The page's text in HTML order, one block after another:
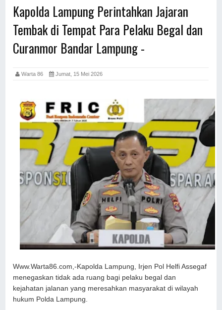
Kapolda Lampung Perintahkan Jajaran
Tembak di Tempat Para Pelaku Begal dan
Curanmor Bandar Lampung -
Warta 86 Jumat, 15 Mei 2026
Www.Warta86.com,-Kapolda Lampung, Irjen Pol Helfi Assegaf
menegaskan tidak ada ruang bagi pelaku begal dan
kejahatan jalanan yang meresahkan masyarakat di wilayah
hukum Polda Lampung.